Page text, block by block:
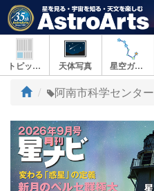
トピックス 天体写真 星空ガイド
ト
プ
阿南市科学センター